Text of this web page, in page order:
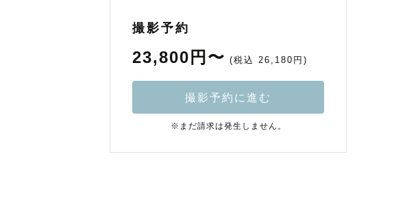
撮影予約
23,800円〜 (税込 26,180円)
撮影予約に進む
※まだ請求は発生しません。